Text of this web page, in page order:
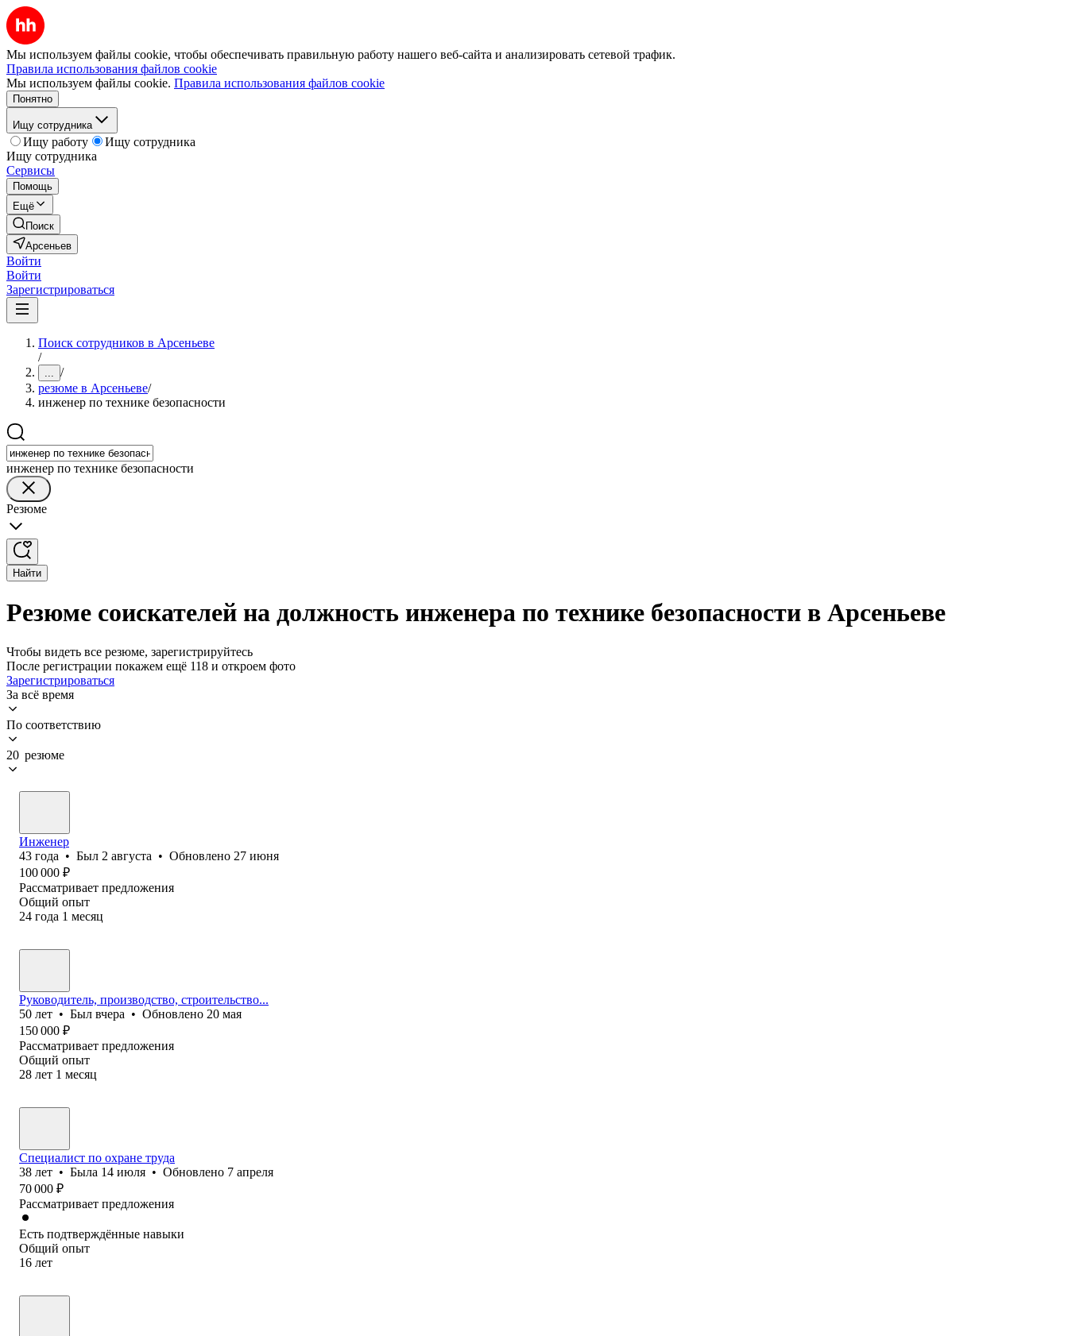
Мы используем файлы cookie, чтобы обеспечивать правильную работу нашего веб-сайта и анализировать сетевой трафик.
Правила использования файлов cookie
Мы используем файлы cookie. Правила использования файлов cookie
Понятно
Ищу сотрудника
Ищу работу
Ищу сотрудника
Ищу сотрудника
Сервисы
Помощь
Ещё
Поиск
Арсеньев
Войти
Войти
Зарегистрироваться
Поиск сотрудников в Арсеньеве
/
... /
резюме в Арсеньеве/
инженер по технике безопасности
инженер по технике безопасности
Резюме
Найти
Резюме соискателей на должность инженера по технике безопасности в Арсеньеве
Чтобы видеть все резюме, зарегистрируйтесь
После регистрации покажем ещё 118 и откроем фото
Зарегистрироваться
За всё время
По соответствию
20 резюме
Инженер
43 года • Был 2 августа • Обновлено 27 июня
100 000 ₽
Рассматривает предложения
Общий опыт
24 года 1 месяц
Руководитель, производство, строительство...
50 лет • Был вчера • Обновлено 20 мая
150 000 ₽
Рассматривает предложения
Общий опыт
28 лет 1 месяц
Специалист по охране труда
38 лет • Была 14 июля • Обновлено 7 апреля
70 000 ₽
Рассматривает предложения
Есть подтверждённые навыки
Общий опыт
16 лет